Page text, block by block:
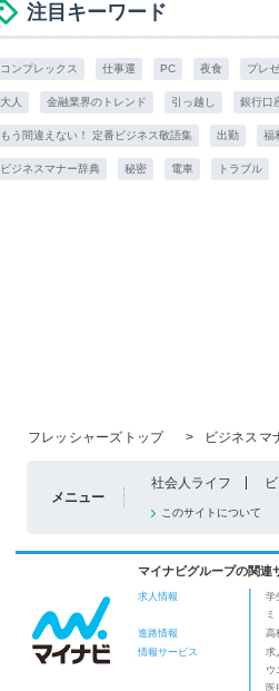
注目キーワード
コンプレックス 仕事運 PC 夜食 プレ
大人 金融業界のトレンド 引っ越し 銀行口
もう間違えない！ 定番ビジネス敬語集 出勤 福
ビジネスマナー辞典 秘密 電車 トラブル
フレッシャーズトップ
> ビジネスマ
メニュー
社会人ライフ
このサイトについて
マイナビグループの関連
求人情報 学
ミ
進路情報
高
情報サービス
求
ウ
医